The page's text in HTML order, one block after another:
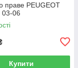
праве PEUGEOT
03-06
Купити